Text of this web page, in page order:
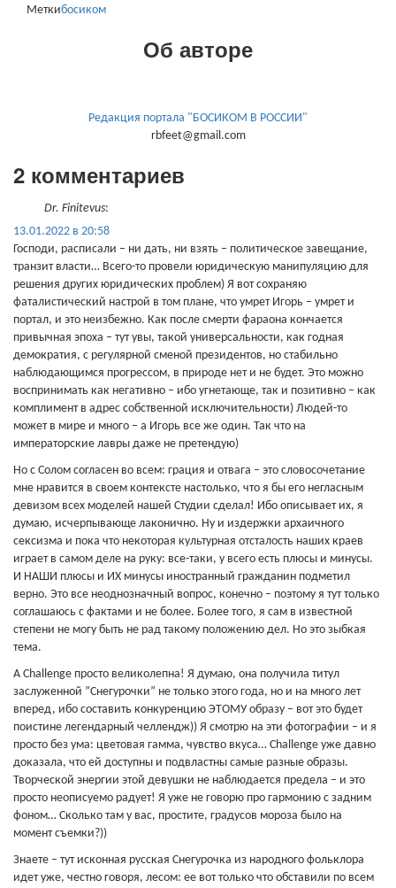
Меткибосиком
Об авторе
Редакция портала "БОСИКОМ В РОССИИ"
rbfeet@gmail.com
2 комментариев
Dr. Finitevus:
13.01.2022 в 20:58
Господи, расписали – ни дать, ни взять – политическое завещание,
транзит власти… Всего-то провели юридическую манипуляцию для
решения других юридических проблем) Я вот сохраняю
фаталистический настрой в том плане, что умрет Игорь – умрет и
портал, и это неизбежно. Как после смерти фараона кончается
привычная эпоха – тут увы, такой универсальности, как годная
демократия, с регулярной сменой президентов, но стабильно
наблюдающимся прогрессом, в природе нет и не будет. Это можно
воспринимать как негативно – ибо угнетающе, так и позитивно – как
комплимент в адрес собственной исключительности) Людей-то
может в мире и много – а Игорь все же один. Так что на
императорские лавры даже не претендую)
Но с Солом согласен во всем: грация и отвага – это словосочетание
мне нравится в своем контексте настолько, что я бы его негласным
девизом всех моделей нашей Студии сделал! Ибо описывает их, я
думаю, исчерпывающе лаконично. Ну и издержки архаичного
сексизма и пока что некоторая культурная отсталость наших краев
играет в самом деле на руку: все-таки, у всего есть плюсы и минусы.
И НАШИ плюсы и ИХ минусы иностранный гражданин подметил
верно. Это все неоднозначный вопрос, конечно – поэтому я тут только
соглашаюсь с фактами и не более. Более того, я сам в известной
степени не могу быть не рад такому положению дел. Но это зыбкая
тема.
А Challenge просто великолепна! Я думаю, она получила титул
заслуженной ”Снегурочки” не только этого года, но и на много лет
вперед, ибо составить конкуренцию ЭТОМУ образу – вот это будет
поистине легендарный челлендж)) Я смотрю на эти фотографии – и я
просто без ума: цветовая гамма, чувство вкуса… Challenge уже давно
доказала, что ей доступны и подвластны самые разные образы.
Творческой энергии этой девушки не наблюдается предела – и это
просто неописуемо радует! Я уже не говорю про гармонию с задним
фоном… Сколько там у вас, простите, градусов мороза было на
момент съемки?))
Знаете – тут исконная русская Снегурочка из народного фольклора
идет уже, честно говоря, лесом: ее вот только что обставили по всем